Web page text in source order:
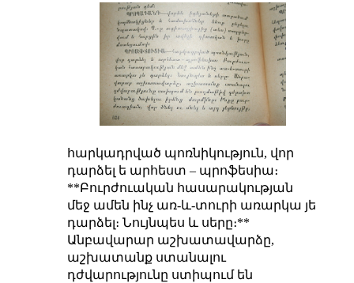
հարկադրված պոռնիկություն, վոր
դարձել ե արհեստ – պրոֆեսիա։
**Բուրժուական հասարակության
մեջ ամեն ինչ առ-և-տուրի առարկա յե
դարձել։ Նույնպես և սերը։**
Անբավարար աշխատավարձը,
աշխատանք ստանալու
դժվարությունը ստիպում են